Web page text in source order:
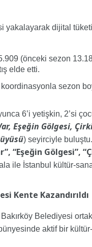
yakalayarak dijital
(önceki sezon
elde etti.
sezon
6’i yetişkin, 2’si
Eşeğin Gölgesi,
) seyirciyle
“Eşeğin Gölgesi”,
ile İstanbul kültür-
Kente Kazandırıldı
Belediyesi
aktif bir